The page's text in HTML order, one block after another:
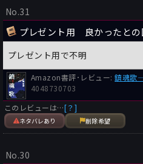
大な復讐劇だったことが判明す
界隈の中国人コミュニティのボ
と。その目的のために凶手郭、
劉の掌上で踊らされていたにすぎ
通常このような権力争いの勢力を
させる、というハメットの『赤い
人物の視点で書かれることが多
人物たちの視点で描くことで画策
現している。これはまさにアイデ
ただやはり結局馳氏の作品はど
No.31
プレゼント用 良かったとの
プレゼント用で不明
Amazon書評･レビュー:鎮魂歌
4048730703
このレビューは…[？]
ネタバレあり 削除希望
No.30